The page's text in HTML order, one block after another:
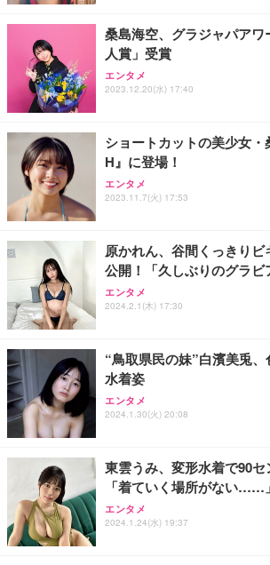
務用 おしゃれ パソコンチェア
Sezlife オフィスチェア デスク
ワーク チェア 強化バックレス
能 人間工学 椅子 腰サポート 90
務用 おしゃれ パソコンチェア
ANDWINT オフィスチェア デス
ッシュ 通気性 ランバーサポー
ス圧無段階昇降 360度回転 キャ
【整備済み品】Dell E2724HS
ー フルHD（1920×1080）VA
ort/VGA スピーカー内蔵 高さ調
【MiniLED/24.5inch/280Hz/
HOOTER Gaming Monitor 24”
グモニター QD 24.5インチ 1ms
Smart Basic(スマートベーシッ
限定】 Smart Basic アイリスオ
超厚型 お徳用 ワイド 100枚入
アイリスオーヤマ ペットシー
ュラー 200枚入【Amazon.co.jp
桑島海空、グラジャパア
人賞」受賞
エンタメ
2023.12.20(水) 17:40
ショートカットの美少女
H』に登場！
エンタメ
2023.11.7(火) 17:53
原かれん、谷間くっきりビ
公開！「久しぶりのグラビ
エンタメ
2024.2.1(木) 17:30
“鳥取県民の妹”白濱美兎
水着姿
エンタメ
2024.1.30(火) 20:08
東雲うみ、変形水着で90
「着ていく場所がない……」
エンタメ
2024.1.24(水) 19:37